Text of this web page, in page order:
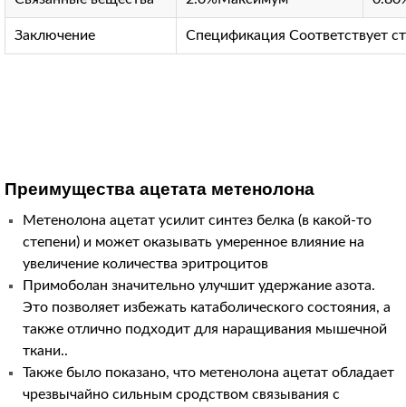
Заключение Спецификация Соответствует
Преимущества ацетата метенолона
Метенолона ацетат усилит синтез белка (в какой-то
степени) и может оказывать умеренное влияние на
увеличение количества эритроцитов
Примоболан значительно улучшит удержание азота.
Это позволяет избежать катаболического состояния, а
также отлично подходит для наращивания мышечной
ткани..
Также было показано, что метенолона ацетат обладает
чрезвычайно сильным сродством связывания с